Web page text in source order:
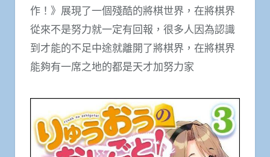
作！》展現了一個殘酷的將棋世界，在將棋界
從來不是努力就一定有回報，很多人因為認識
到才能的不足中途就離開了將棋界，在將棋界
能夠有一席之地的都是天才加努力家